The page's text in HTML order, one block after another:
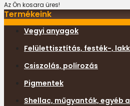
Az Ön kosara üres!
Termékeink
Vegyi anyagok
Felülettisztítás, festék-,
Csiszolás, polírozás
Pigmentek
Shellac, műgyanták, egyéb